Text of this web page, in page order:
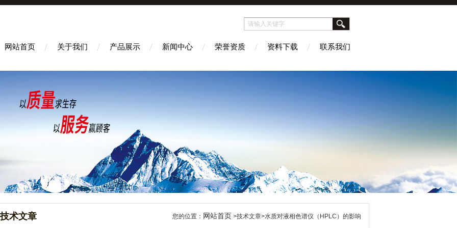
网站首页 关于我们 产品展示 新闻中心 荣誉资质 资料下载 联系我们
技术文章 您的位置： 网站首页 >技术文章>水质对液相色谱仪（HPLC）的影响